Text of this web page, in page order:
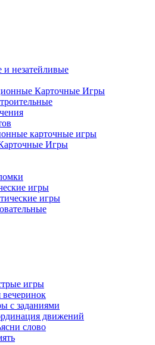
незатейливые
Карточные Игры
карточные игры
Игры
игры
игры
игры
с заданиями
движений
слово